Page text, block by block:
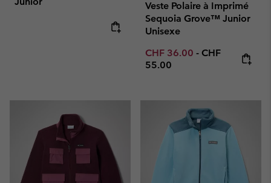
Veste Polaire à Imprimé
Sequoia Grove™ Junior
Unisexe
Minimum sale price:
CHF 36.00 - Maximum
CHF
55.00